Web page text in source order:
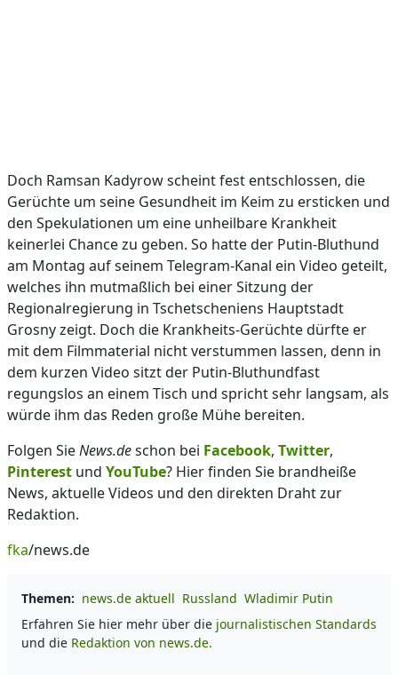
Doch Ramsan Kadyrow scheint fest entschlossen, die
Gerüchte um seine Gesundheit im Keim zu ersticken und
den Spekulationen um eine unheilbare Krankheit
keinerlei Chance zu geben. So hatte der Putin-Bluthund
am Montag auf seinem Telegram-Kanal ein Video geteilt,
welches ihn mutmaßlich bei einer Sitzung der
Regionalregierung in Tschetscheniens Hauptstadt
Grosny zeigt. Doch die Krankheits-Gerüchte dürfte er
mit dem Filmmaterial nicht verstummen lassen, denn in
dem kurzen Video sitzt der Putin-Bluthundfast
regungslos an einem Tisch und spricht sehr langsam, als
würde ihm das Reden große Mühe bereiten.
Folgen SieNews.deschon bei Facebook, Twitter,
Pinterest und YouTube? Hier finden Sie brandheiße
News, aktuelle Videos und den direkten Draht zur
Redaktion.
fka/news.de
Themen: news.de aktuell Russland Wladimir Putin
Erfahren Sie hier mehr über die journalistischen Standards
und die Redaktion von news.de.